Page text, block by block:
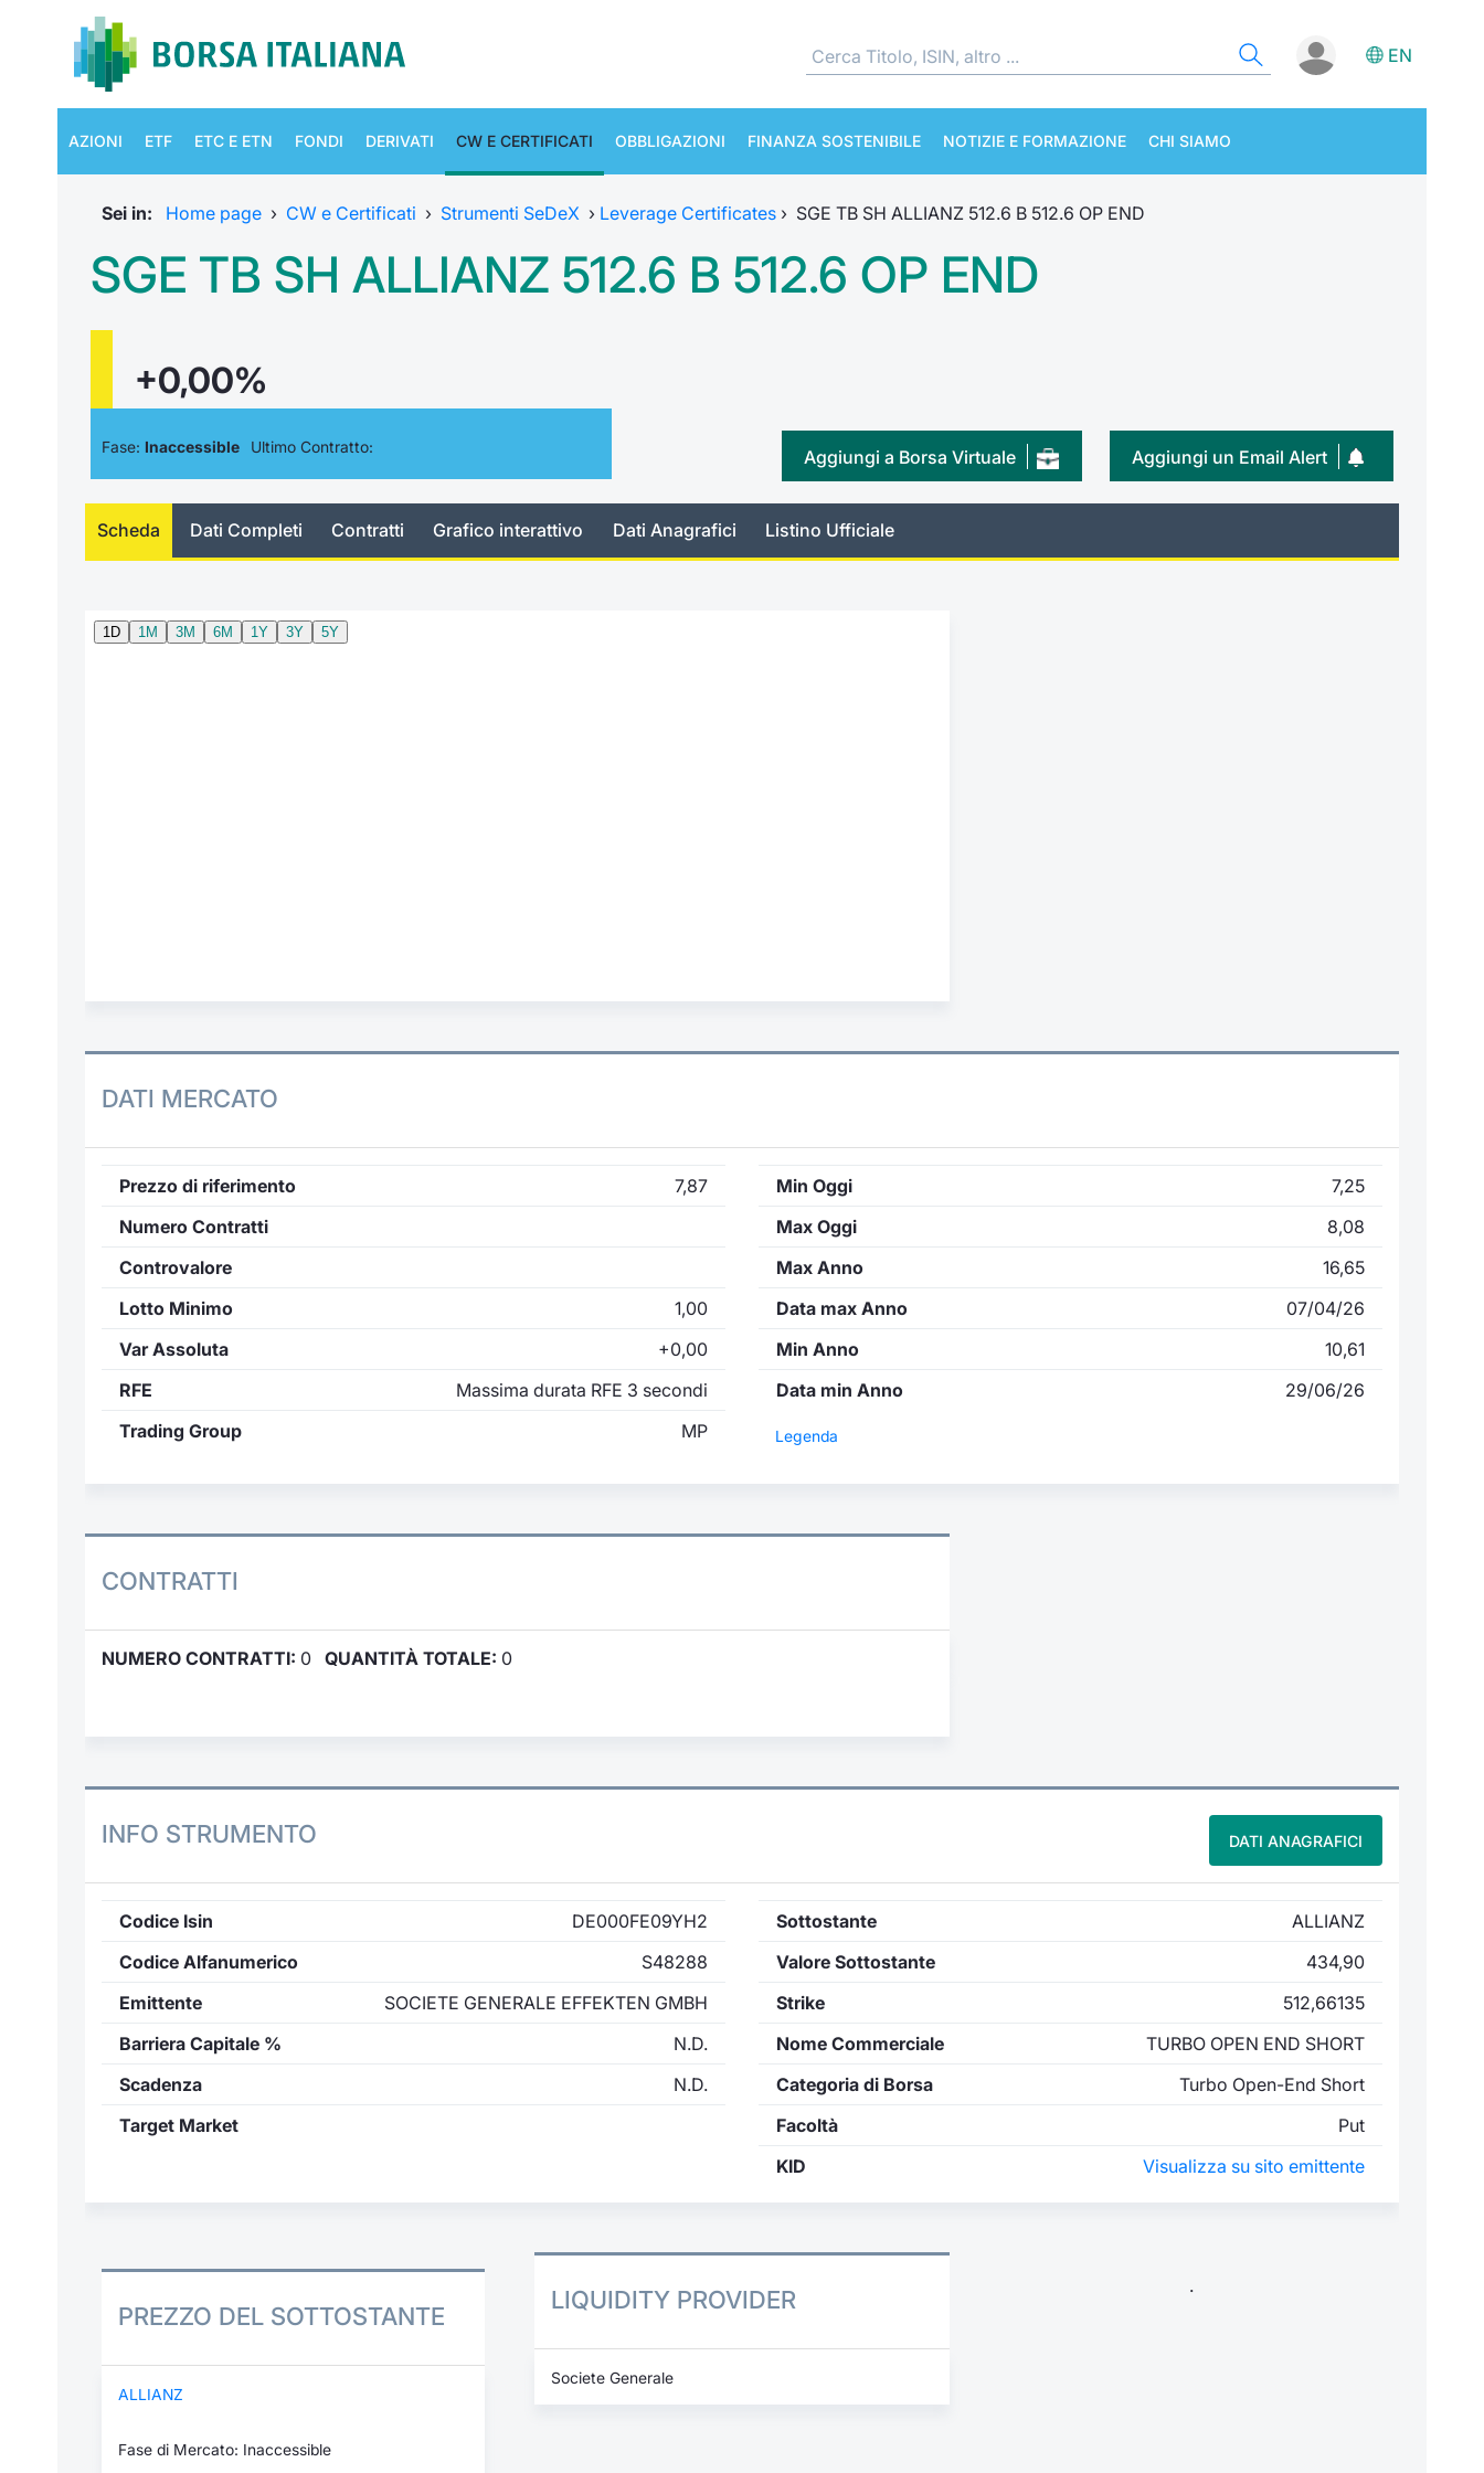
EN
AZIONI ETF ETC E ETN FONDI DERIVATI CW E CERTIFICATI OBBLIGAZIONI FINANZA SOSTENIBILE NOTIZIE E FORMAZIONE CHI SIAMO
Sei in: Home page › CW e Certificati › Strumenti SeDeX › Leverage Certificates › SGE TB SH ALLIANZ 512.6 B 512.6 OP END
SGE TB SH ALLIANZ 512.6 B 512.6 OP END
+0,00%
Fase: Inaccessible Ultimo Contratto: Aggiungi un Email Alert
Aggiungi a Borsa Virtuale
Scheda Dati Completi Contratti Grafico interattivo Dati Anagrafici Listino Ufficiale
DATI MERCATO
Prezzo di riferimento
7,87
Numero Contratti
Controvalore
Lotto Minimo
1,00
Var Assoluta
+0,00
RFE
Massima durata RFE 3 secondi
Trading Group
MP
Min Oggi
7,25
Max Oggi
8,08
Max Anno
16,65
Data max Anno
07/04/26
Min Anno
10,61
Data min Anno
29/06/26
Legenda
CONTRATTI
NUMERO CONTRATTI: 0 QUANTITÀ TOTALE: 0
INFO STRUMENTO DATI ANAGRAFICI
Codice Isin
DE000FE09YH2
Codice Alfanumerico
S48288
Emittente
SOCIETE GENERALE EFFEKTEN GMBH
Barriera Capitale %
N.D.
Scadenza
N.D.
Target Market
Sottostante
ALLIANZ
Valore Sottostante
434,90
Strike
512,66135
Nome Commerciale
TURBO OPEN END SHORT
Categoria di Borsa
Turbo Open-End Short
Facoltà
Put
KID
Visualizza su sito emittente
PREZZO DEL SOTTOSTANTE
ALLIANZ
Fase di Mercato: Inaccessible
LIQUIDITY PROVIDER
Societe Generale
.